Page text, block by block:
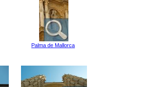
Palma de Mallorca